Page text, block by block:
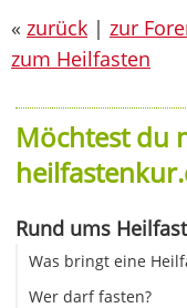
« zurück | zur
zum Heilfasten
Möchtest du
Rund ums
Was bringt eine
Wer darf fasten?